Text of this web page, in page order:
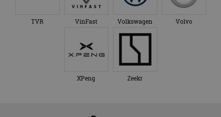
TVR VinFast Volkswagen Volvo
XPeng Zeekr